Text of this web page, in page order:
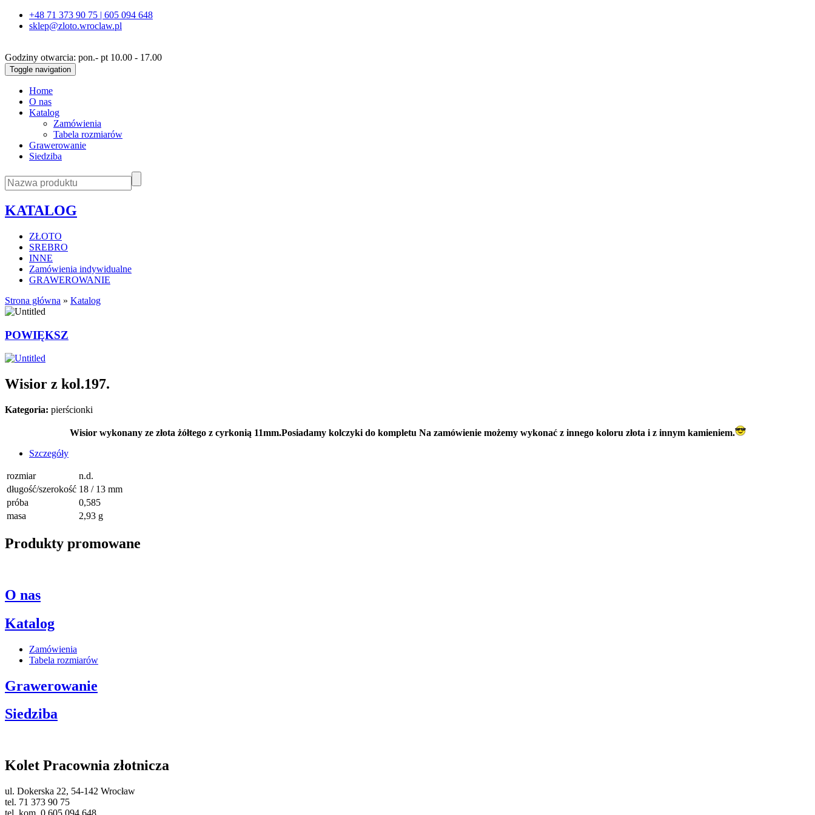
+48 71 373 90 75 | 605 094 648
sklep@zloto.wroclaw.pl
Godziny otwarcia: pon.- pt 10.00 - 17.00
Toggle navigation
Home
O nas
Katalog
Zamówienia
Tabela rozmiarów
Grawerowanie
Siedziba
KATALOG
ZŁOTO
SREBRO
INNE
Zamówienia indywidualne
GRAWEROWANIE
Strona główna » Katalog
POWIĘKSZ
Wisior z kol.197.
Kategoria: pierścionki
Wisior wykonany ze złota żółtego z cyrkonią 11mm.Posiadamy kolczyki do kompletu Na zamówienie możemy wykonać z innego koloru złota i z innym kamieniem.
Szczegóły
rozmiar
n.d.
długość/szerokość 18 / 13 mm
próba
0,585
masa
2,93 g
Produkty promowane
O nas
Katalog
Zamówienia
Tabela rozmiarów
Grawerowanie
Siedziba
Kolet Pracownia złotnicza
ul. Dokerska 22, 54-142 Wrocław
tel. 71 373 90 75